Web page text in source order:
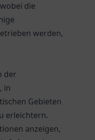
die
werden,
der
in
Gebieten
erleichtern.
anzeigen,